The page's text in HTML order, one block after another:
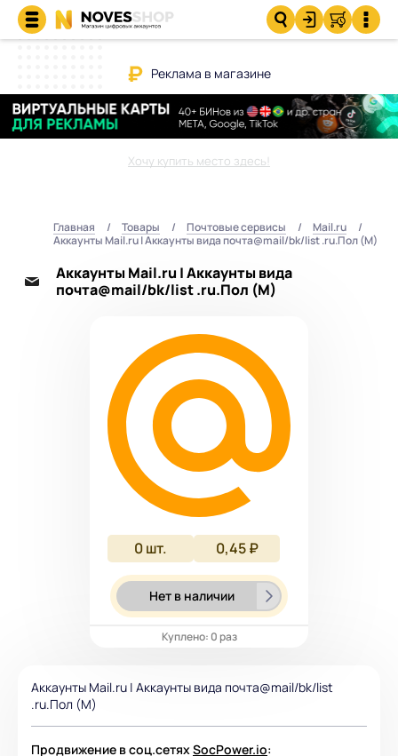
Реклама в магазине
Хочу купить место здесь!
Главная Товары Почтовые сервисы
Mail.ru
Аккаунты Mail.ru | Аккаунты вида почта@mail/bk/list .ru.Пол (М)
Аккаунты Mail.ru | Аккаунты вида
почта@mail/bk/list .ru.Пол (М)
0шт. 0,45 ₽
Нет в наличии
Куплено: 0 раз
Аккаунты Mail.ru | Аккаунты вида почта@mail/bk/list
.ru.Пол (M)
Продвижение в соц.сетяхSocPower.io: